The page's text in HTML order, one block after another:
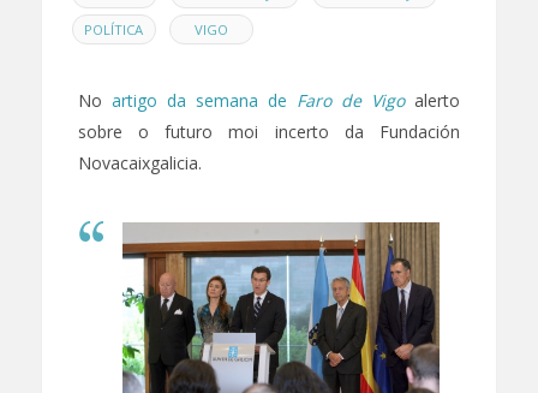
POLÍTICA , VIGO
No artigo da semana de Faro de Vigoalerto
sobre o futuro moi incerto da Fundación
Novacaixgalicia.